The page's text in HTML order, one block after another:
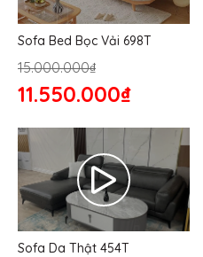
Sofa Bed Bọc Vải 698T
15.000.000₫
11.550.000₫
Sofa Da Thật 454T